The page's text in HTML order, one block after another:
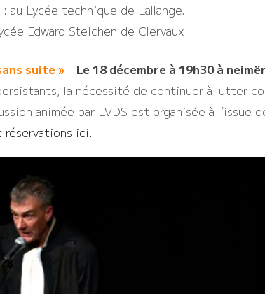
: au Lycée technique de Lallange.
Edward Steichen de Clervaux.
suite »– Le 18 décembre à 19h30 à
la nécessité de continuer à lutter
animée par LVDS est organisée à l’issue
réservations ici.